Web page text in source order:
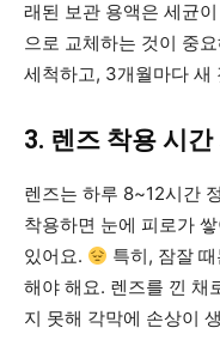
래된 보관 용액은 세균
으로 교체하는 것이 중
세척하고, 3개월마다 새
3. 렌즈 착용 시간
렌즈는 하루 8~12시간
착용하면 눈에 피로가
있어요.
특히, 잠잘
해야 해요. 렌즈를 낀 채
지 못해 각막에 손상이